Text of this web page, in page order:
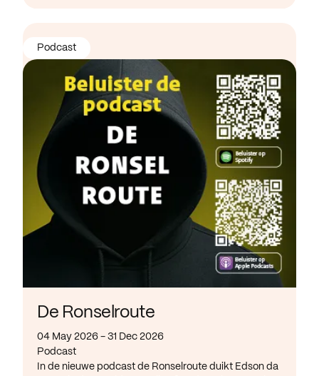
De Ronselroute
04 May 2026 - 31 Dec 2026
Podcast
In de nieuwe podcast de Ronselroute duikt Edson da
Podcast